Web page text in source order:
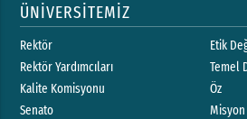
ÜNİVERSİTEMİZ
Rektör
Rektör Yardımcıları
Kalite Komisyonu
Senato
Etik
Temel
Öz
Misyon